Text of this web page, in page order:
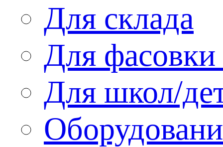
Для склада
Для фасовки
Для школ/